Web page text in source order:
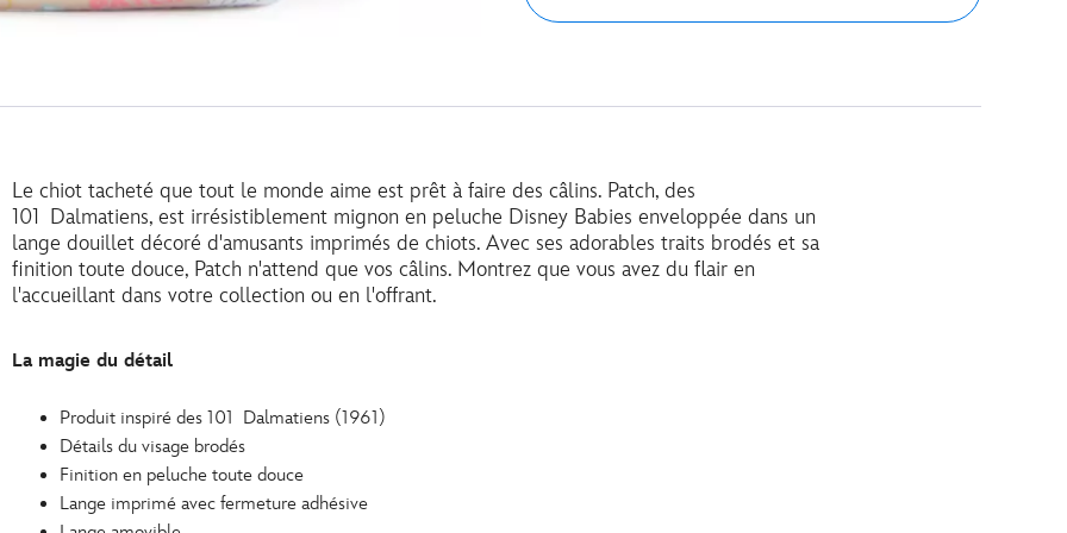
Le chiot tacheté que tout le monde aime est prêt à faire des câlins. Patch, des
101 Dalmatiens, est irrésistiblement mignon en peluche Disney Babies enveloppée dans un
lange douillet décoré d'amusants imprimés de chiots. Avec ses adorables traits brodés et sa
finition toute douce, Patch n'attend que vos câlins. Montrez que vous avez du flair en
l'accueillant dans votre collection ou en l'offrant.
La magie du détail
Produit inspiré des 101 Dalmatiens (1961)
Détails du visage brodés
Finition en peluche toute douce
Lange imprimé avec fermeture adhésive